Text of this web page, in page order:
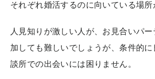
それぞれ婚活するのに向いている場所
人見知りが激しい人が、お見合いパ
加しても難しいでしょうが、条件的
談所での出会いには困りません。